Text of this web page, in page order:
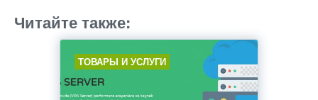
Читайте также:
ТОВАРЫ И УСЛУГИ